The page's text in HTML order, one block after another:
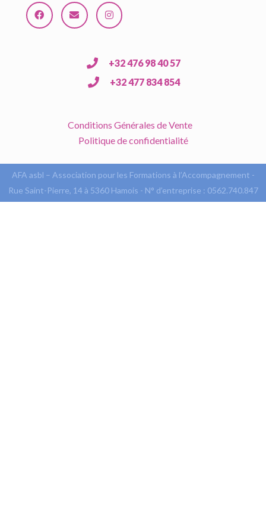
+32 476 98 40 57
+32 477 834 854
Conditions Générales de Vente
Politique de confidentialité
AFA asbl – Association pour les Formations à l’Accompagnement -
Rue Saint-Pierre, 14 à 5360 Hamois - N° d’entreprise : 0562.740.847